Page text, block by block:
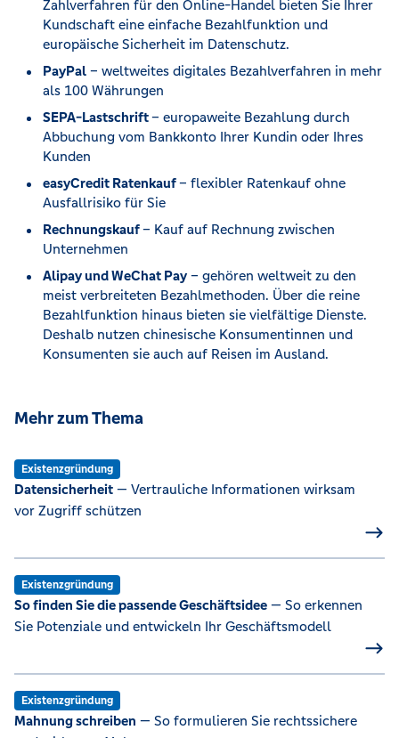
Zahlverfahren für den Online-Handel bieten Sie Ihrer
Kundschaft eine einfache Bezahlfunktion und
europäische Sicherheit im Datenschutz.
PayPal – weltweites digitales Bezahlverfahren in mehr
als 100 Währungen
SEPA-Lastschrift– europaweite Bezahlung durch
Abbuchung vom Bankkonto Ihrer Kundin oder Ihres
Kunden
easyCredit Ratenkauf– flexibler Ratenkauf ohne
Ausfallrisiko für Sie
Rechnungskauf– Kauf auf Rechnung zwischen
Unternehmen
Alipay und WeChat Pay – gehören weltweit zu den
meist verbreiteten Bezahlmethoden. Über die reine
Bezahlfunktion hinaus bieten sie vielfältige Dienste.
Deshalb nutzen chinesische Konsumentinnen und
Konsumenten sie auch auf Reisen im Ausland.
Mehr zum Thema
Existenzgründung
Datensicherheit — Vertrauliche Informationen wirksam
vor Zugriff schützen
Existenzgründung
So finden Sie die passende Geschäftsidee — So erkennen
Sie Potenziale und entwickeln Ihr Geschäftsmodell
Existenzgründung
Mahnung schreiben — So formulieren Sie rechtssichere